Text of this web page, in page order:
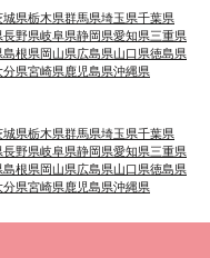
城県栃木県群馬県埼玉県千葉県
長野県岐阜県静岡県愛知県三重県
島根県岡山県広島県山口県徳島県
分県宮崎県鹿児島県沖縄県
城県栃木県群馬県埼玉県千葉県
長野県岐阜県静岡県愛知県三重県
島根県岡山県広島県山口県徳島県
分県宮崎県鹿児島県沖縄県